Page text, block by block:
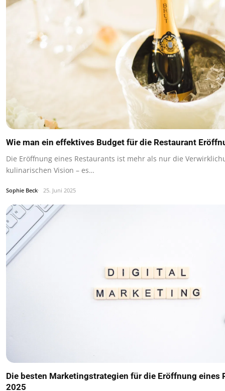
Wie man ein effektives Budget für die Restaurant
Die Eröffnung eines Restaurants ist mehr als nur die
kulinarischen Vision – es…
Sophie Beck 25. Juni 2025
Die besten Marketingstrategien für die Eröffnung eines
2025